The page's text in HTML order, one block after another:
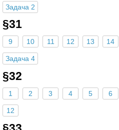
Задача 2
§31
9 10 11 12 13 14
Задача 4
§32
1 2 3 4 5 6
12